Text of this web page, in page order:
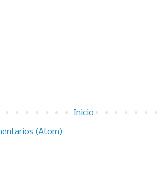
Inicio
(Atom)